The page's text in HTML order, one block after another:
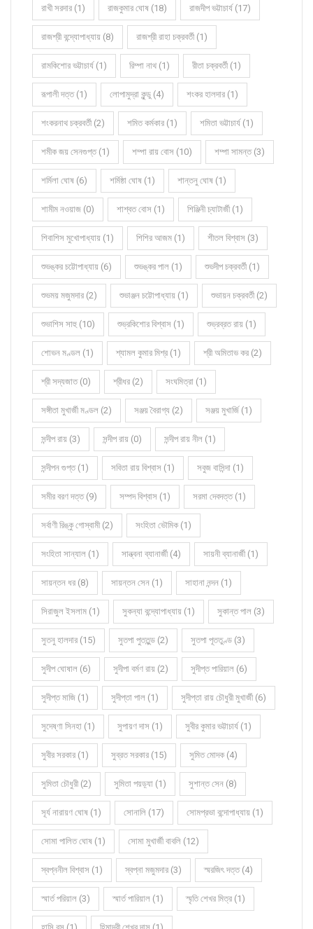
রাখী সরদার (1) রাজকুমার ঘোষ (18) রাজদীপ ভট্টাচার্য (17)
রাজশ্রী বন্দ্যোপাধ্যায় (8) রাজশ্রী রাহা চক্রবর্তী (1)
রামকিশোর ভট্টাচার্য (1) রিম্পা নাথ (1) রীতা চক্রবর্তী (1)
রূপালী দত্ত (1) লোপামুদ্রা কুন্ডু (4) শংকর হালদার (1)
শংকরনাথ চক্রবর্তী (2) শমিত কর্মকার (1) শমিতা ভট্টাচার্য (1)
শমীক জয় সেনগুপ্ত (1) শম্পা রায় বোস (10) শম্পা সামন্ত (3)
শর্মিলা ঘোষ (6) শর্মিষ্ঠা ঘোষ (1) শান্তনু ঘোষ (1)
শামীম নওয়াজ (0) শাশ্বত বোস (1) শিঞ্জিনী চ্যাটার্জী (1)
শিবাশিস মুখোপাধ্যায় (1) শিশির আজম (1) শীতল বিশ্বাস (3)
শুভঙ্কর চট্টোপাধ্যায় (6) শুভঙ্কর পাল (1) শুভদীপ চক্রবর্তী (1)
শুভময় মজুমদার (2) শুভাঞ্জন চট্টোপাধ্যায় (1) শুভায়ন চক্রবর্তী (2)
শুভাশিস সাহু (10) শুভ্রকিশোর বিশ্বাস (1) শুভ্রব্রত রায় (1)
শোভন মণ্ডল (1) শ্যামল কুমার মিশ্র (1) শ্রী অমিতাভ কর (2)
শ্রী সদ্যজাত (0) শ্রীধর (2) সংঘমিত্রা (1)
সঙ্গীতা মুখার্জী মণ্ডল (2) সঞ্জয় বৈরাগ্য (2) সঞ্জয় মুখার্জি (1)
সন্দীপ রায় (3) সন্দীপ রায় (0) সন্দীপ রায় নীল (1)
সন্দীপন গুপ্ত (1) সবিতা রায় বিশ্বাস (1) সবুজ বাসিন্দা (1)
সমীর বরণ দত্ত (9) সম্পদ বিশ্বাস (1) সরমা দেবদত্ত (1)
সর্বাণী রিঙ্কু গোস্বামী (2) সংহিতা ভৌমিক (1)
সংহিতা সান্যাল (1) সান্ত্বনা ব্যানার্জী (4) সায়নী ব্যানার্জী (1)
সায়ন্তন ধর (8) সায়ন্তন সেন (1) সাহানা নন্দন (1)
সিরাজুল ইসলাম (1) সুকন্যা বন্দ্যোপাধ্যায় (1) সুকান্ত পাল (3)
সুতনু হালদার (15) সুতপা পুততুন্ড (2) সুতপা পূততুণ্ড (3)
সুদীপ ঘোষাল (6) সুদীপা বর্মণ রায় (2) সুদীপ্ত পারিয়াল (6)
সুদীপ্ত মাজি (1) সুদীপ্তা পাল (1) সুদীপ্তা রায় চৌধুরী মুখার্জী (6)
সুদেষ্ণা সিনহা (1) সুপায়ণ দাস (1) সুবীর কুমার ভট্টাচার্য (1)
সুবীর সরকার (1) সুব্রত সরকার (15) সুমিত মোদক (4)
সুমিতা চৌধুরী (2) সুমিতা পয়ড়্যা (1) সুশান্ত সেন (8)
সূর্য নারায়ণ ঘোষ (1) সোনালি (17) সোমপ্রভা বন্দোপাধ্যায় (1)
সোমা পালিত ঘোষ (1) সোমা মুখার্জী বাবলি (12)
স্বপ্ননীল বিশ্বাস (1) স্বপ্না মজুমদার (3) স্মরজিৎ দত্ত (4)
স্মার্ত পরিয়াল (3) স্মার্ত পারিয়াল (1) স্মৃতি শেখর মিত্র (1)